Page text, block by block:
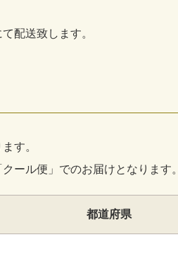
配送致します。
す。
ール便」でのお届けとなります。
都道府県